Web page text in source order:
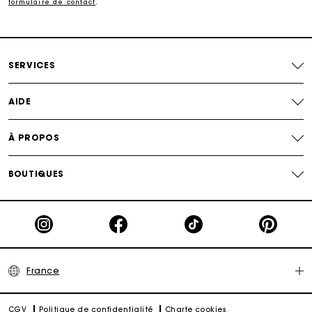
Carte Cadeau Maje : la meilleure façon d'offrir le
cadeau parfait
formulaire de contact
SERVICES
AIDE
À PROPOS
BOUTIQUES
France
CGV Politique de confidentialité Charte cookies